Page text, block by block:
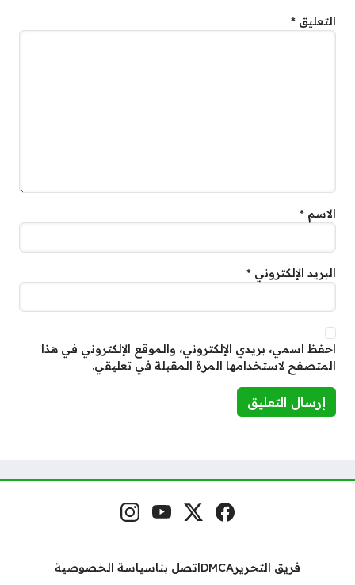
التعليق *
الاسم *
البريد الإلكتروني *
احفظ اسمي، بريدي الإلكتروني، والموقع الإلكتروني في هذا
المتصفح لاستخدامها المرة المقبلة في تعليقي.
مواقع التواصل فيسبوكمنصة إكس
يوتيوبإنستغرام
فريق التحريرDMCAاتصل بناسياسة الخصوصية